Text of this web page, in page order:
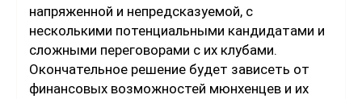
напряженной и непредсказуемой, с
несколькими потенциальными кандидатами и
сложными переговорами с их клубами.
Окончательное решение будет зависеть от
финансовых возможностей мюнхенцев и их